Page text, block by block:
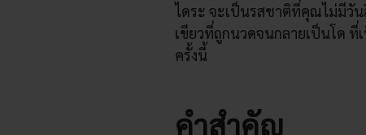
ไดระ จะเป็นรสชาติที่คุณไม่มีวั
เขียวที่ถูกนวดจนกลายเป็นโด
ครั้งนี้
คำสำคัญ